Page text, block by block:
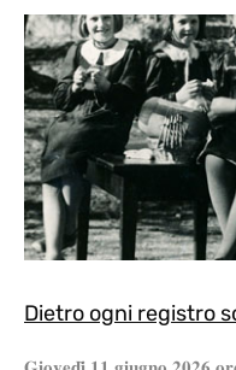
Dietro ogni registro